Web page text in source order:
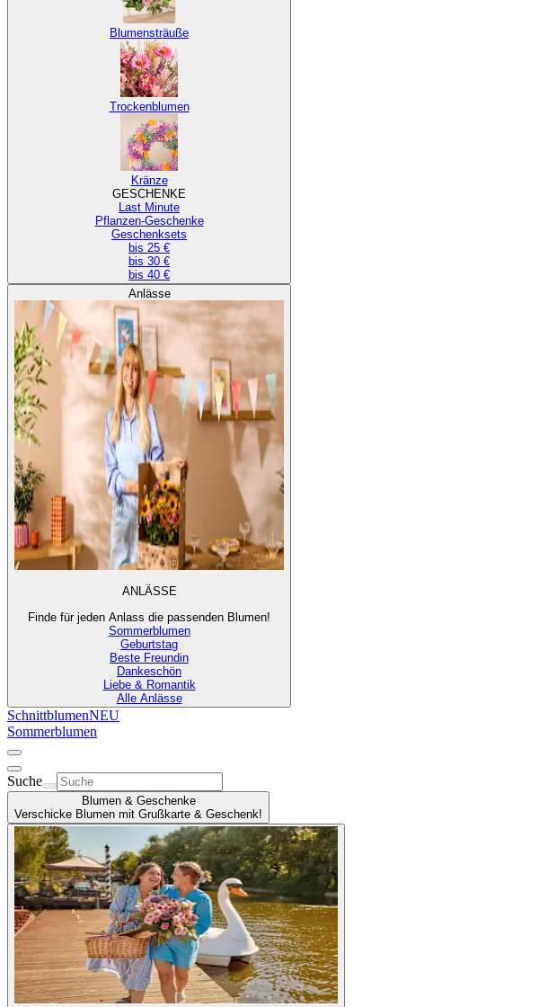
Blumensträuße
Trockenblumen
Kränze
GESCHENKE
Last Minute
Pflanzen-Geschenke
Geschenksets
bis 25 €
bis 30 €
bis 40 €
Anlässe
ANLÄSSE
Finde für jeden Anlass die passenden Blumen!
Sommerblumen
Geburtstag
Beste Freundin
Dankeschön
Liebe & Romantik
Alle Anlässe
SchnittblumenNEU
Sommerblumen
Suche
Blumen & Geschenke
Verschicke Blumen mit Grußkarte & Geschenk!